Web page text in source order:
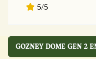
5/5
GOZNEY DOME GEN 2